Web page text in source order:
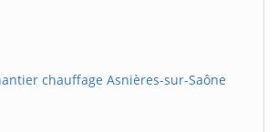
chauffage Asnières-sur-Saône